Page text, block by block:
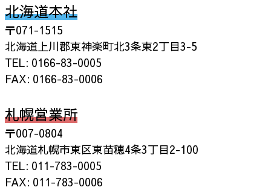
北海道本社
〒071-1515
北海道上川郡東神楽町北3条東2丁目3-5
TEL: 0166-83-0005
FAX: 0166-83-0006
札幌営業所
〒007-0804
北海道札幌市東区東苗穂4条3丁目2-100
TEL: 011-783-0005
FAX: 011-783-0006